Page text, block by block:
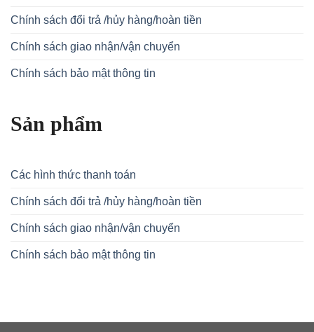
Chính sách đổi trả /hủy hàng/hoàn tiền
Chính sách giao nhận/vận chuyển
Chính sách bảo mật thông tin
Sản phẩm
Các hình thức thanh toán
Chính sách đổi trả /hủy hàng/hoàn tiền
Chính sách giao nhận/vận chuyển
Chính sách bảo mật thông tin